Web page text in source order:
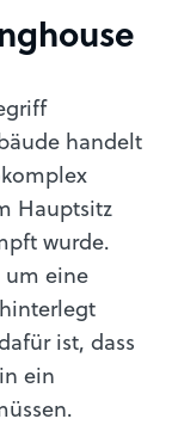
handelt
Hauptsitz
wurde.
um eine
ist, dass
ein